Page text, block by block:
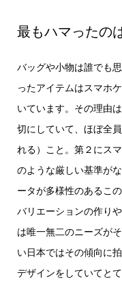
最もハマったの
バッグや小物は誰でも
ったアイテムはスマホ
いています。その理由
切にしていて、ほぼ全
れる）こと。第２にス
のような厳しい基準が
ータが多様性のあるこ
バリエーションの作り
は唯一無二のニーズが
い日本ではその傾向に
デザインをしていてと